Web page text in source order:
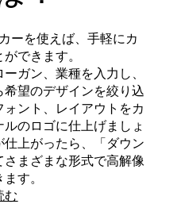
ーを使えば、手軽にカ
できます。
ガン、業種を入力し、
望のデザインを絞り込
ント、レイアウトをカ
のロゴに仕上げましょ
上がったら、「ダウン
まざまな形式で高解像
す。
む